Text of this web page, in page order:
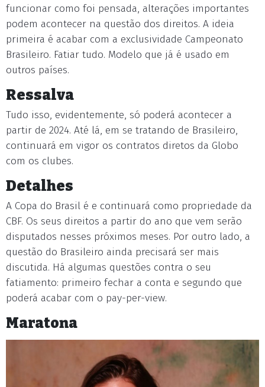
funcionar como foi pensada, alterações importantes
podem acontecer na questão dos direitos. A ideia
primeira é acabar com a exclusividade Campeonato
Brasileiro. Fatiar tudo. Modelo que já é usado em
outros países.
Ressalva
Tudo isso, evidentemente, só poderá acontecer a
partir de 2024. Até lá, em se tratando de Brasileiro,
continuará em vigor os contratos diretos da Globo
com os clubes.
Detalhes
A Copa do Brasil é e continuará como propriedade da
CBF. Os seus direitos a partir do ano que vem serão
disputados nesses próximos meses. Por outro lado, a
questão do Brasileiro ainda precisará ser mais
discutida. Há algumas questões contra o seu
fatiamento: primeiro fechar a conta e segundo que
poderá acabar com o pay-per-view.
Maratona